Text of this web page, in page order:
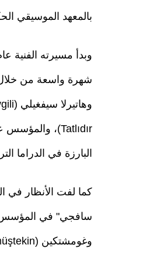
بالمعهد الموسيقي
البارزة في الدراما
كما لفت الأنظار في